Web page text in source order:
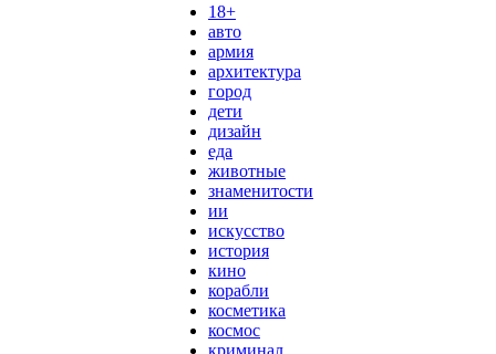
18+
авто
армия
архитектура
город
дети
дизайн
еда
животные
знаменитости
ии
искусство
история
кино
корабли
косметика
космос
криминал